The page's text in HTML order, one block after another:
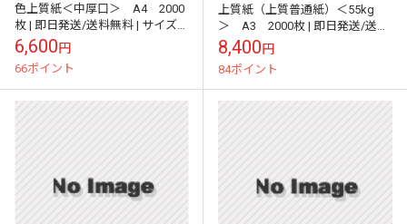
色上質紙＜中厚口＞ A4 2000
枚 | 即日発送/送料無料 | サイズ
変更可 |
6,600円
66ポイント
上質紙（上質普通紙）＜55kg
＞ A3 2000枚 | 即日発送/送料
無料 | サイズ変更可 |
8,400円
84ポイント